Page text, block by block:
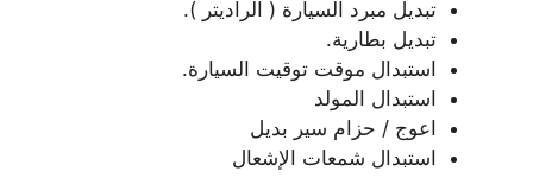
تبديل مبرد السيارة ( الراديتر ).
تبديل بطارية.
استبدال موقت توقيت السيارة.
استبدال المولد
اعوج / حزام سير بديل
استبدال شمعات الإشعال